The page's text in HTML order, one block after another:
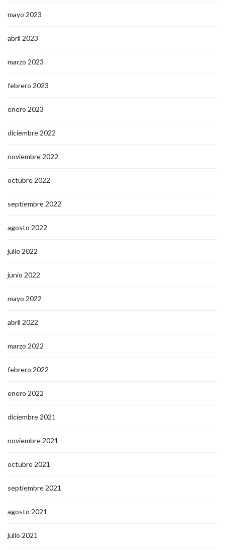
mayo 2023
abril 2023
marzo 2023
febrero 2023
enero 2023
diciembre 2022
noviembre 2022
octubre 2022
septiembre 2022
agosto 2022
julio 2022
junio 2022
mayo 2022
abril 2022
marzo 2022
febrero 2022
enero 2022
diciembre 2021
noviembre 2021
octubre 2021
septiembre 2021
agosto 2021
julio 2021